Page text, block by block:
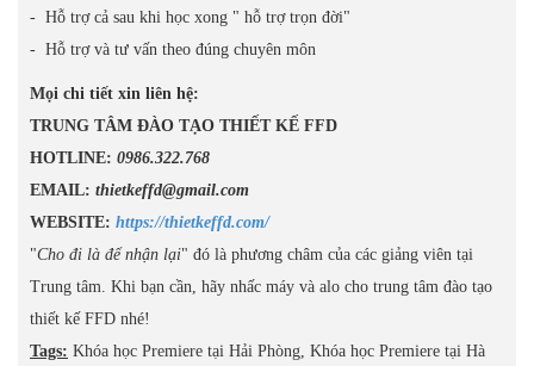
- Hỗ trợ cả sau khi học xong " hỗ trợ trọn đời"
- Hỗ trợ và tư vấn theo đúng chuyên môn
Mọi chi tiết xin liên hệ:
TRUNG TÂM ĐÀO TẠO THIẾT KẾ FFD
HOTLINE: 0986.322.768
EMAIL: thietkeffd@gmail.com
WEBSITE: https://thietkeffd.com/
"Cho đi là để nhận lại" đó là phương châm của các giảng viên tại
Trung tâm. Khi bạn cần, hãy nhấc máy và alo cho trung tâm đào tạo
thiết kế FFD nhé!
Tags: Khóa học Premiere tại Hải Phòng, Khóa học Premiere tại Hà